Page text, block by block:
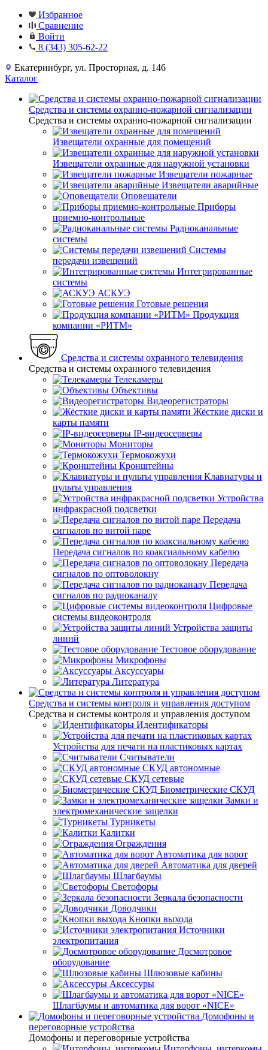
Избранное
Сравнение
Войти
8 (343) 305-62-22
Екатеринбург, ул. Просторная, д. 146
Каталог
Средства и системы охранно-пожарной сигнализации
Средства и системы охранно-пожарной сигнализации
Извещатели охранные для помещений
Извещатели охранные для наружной установки
Извещатели пожарные
Извещатели аварийные
Оповещатели
Приборы
приемно-контрольные
Радиоканальные
системы
Системы
передачи извещений
Интегрированные
системы
АСКУЭ
Готовые решения
Продукция
компании «РИТМ»
Средства и системы охранного телевидения
Средства и системы охранного телевидения
Телекамеры
Объективы
Видеорегистраторы
Жёсткие диски и
карты памяти
IP-видеосерверы
Мониторы
Термокожухи
Кронштейны
Клавиатуры и
пульты управления
Устройства
инфракрасной подсветки
Передача
сигналов по витой паре
Передача сигналов по коаксиальному кабелю
Передача
сигналов по оптоволокну
Передача
сигналов по радиоканалу
Цифровые
системы видеоконтроля
Устройства защиты
линий
Тестовое оборудование
Микрофоны
Аксуссуары
Литература
Средства и системы контроля и управления доступом
Средства и системы контроля и управления доступом
Идентификаторы
Устройства для печати на пластиковых картах
Считыватели
СКУД автономные
СКУД сетевые
Биометрические СКУД
Замки и
электромеханические защелки
Турникеты
Калитки
Ограждения
Автоматика для ворот
Автоматика для дверей
Шлагбаумы
Светофоры
Зеркала безопасности
Доводчики
Кнопки выхода
Источники
электропитания
Досмотровое
оборудование
Шлюзовые кабины
Аксессуры
Шлагбаумы и автоматика для ворот «NICE»
Домофоны и
переговорные устройства
Домофоны и переговорные устройства